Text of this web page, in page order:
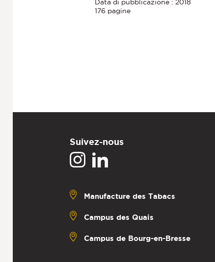
Data di pubblicazione : 2018
176 pagine
Suivez-nous
Manufacture des Tabacs
Campus des Quais
Campus de Bourg-en-Bresse